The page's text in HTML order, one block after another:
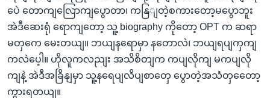
ပေဲ တောကျလြောကျပွောတာ၊ ကနြျတဲ့စကားတော့မပွောဘူး
အဲဒီဆေးရုံ ရောကျတော့ သူ့ biography ကိုတော့ OPT က ဆရာ
မတှကေ မေးတယျ။ ဘယျနရောမှာ နတောလဲ၊ ဘယျရပျကှကျ
ကလဲပေ့ါ။ ဟိုလူကလညျး အသိစိတျက ကပျလိုကျ မကပျလို
ကျနဲ့ အဲဒီအခြိနျမှာ သူ့နရေပျလိပျစာတှေ ပွောတဲ့အသံတှတေော့
ကွားရတယျ။